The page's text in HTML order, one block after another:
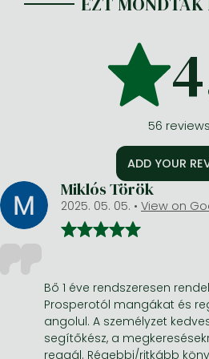
56 reviews
ADD YOUR
Miklós Török
2025. 05. 05. • View on
Bő 1 éve rendszeresen
Prosperotól mangákat és
angolul. A személyzet
segítőkész, a
reagál. Régebbi/ritkább